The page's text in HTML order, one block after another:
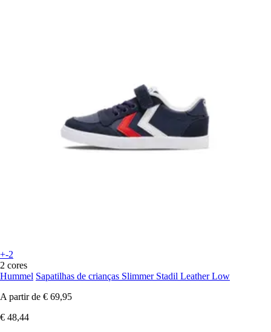
+-2
2 cores
Hummel Sapatilhas de crianças Slimmer Stadil Leather Low
A partir de € 69,95
€ 48,44